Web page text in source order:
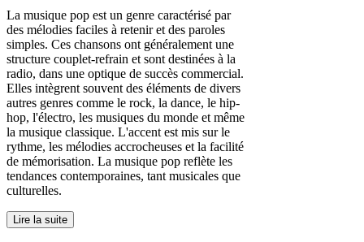
La musique pop est un genre caractérisé par
des mélodies faciles à retenir et des paroles
simples. Ces chansons ont généralement une
structure couplet-refrain et sont destinées à la
radio, dans une optique de succès commercial.
Elles intègrent souvent des éléments de divers
autres genres comme le rock, la dance, le hip-
hop, l'électro, les musiques du monde et même
la musique classique. L'accent est mis sur le
rythme, les mélodies accrocheuses et la facilité
de mémorisation. La musique pop reflète les
tendances contemporaines, tant musicales que
culturelles.
Lire la suite